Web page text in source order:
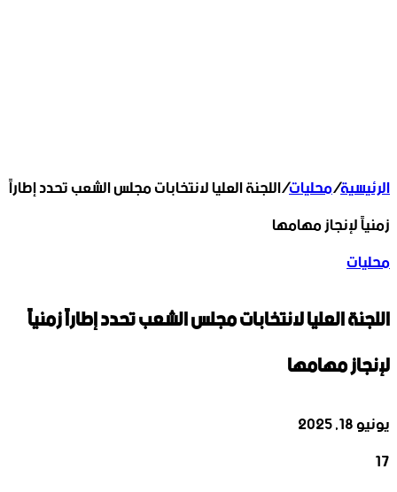
الرئيسية/محليات/اللجنة العليا لانتخابات مجلس الشعب تحدد إطاراً
زمنياً لإنجاز مهامها
محليات
اللجنة العليا لانتخابات مجلس الشعب تحدد إطاراً زمنياً
لإنجاز مهامها
يونيو 18, 2025
17